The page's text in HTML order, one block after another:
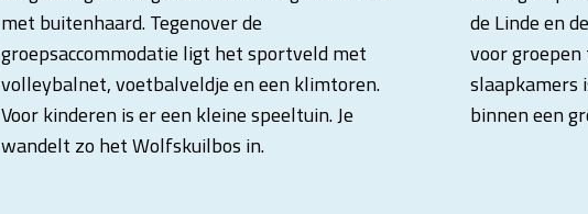
met buitenhaard. Tegenover de
groepsaccommodatie ligt het sportveld met
volleybalnet, voetbalveldje en een klimtoren.
Voor kinderen is er een kleine speeltuin. Je
wandelt zo het Wolfskuilbos in.
de Linde en
voor
slaapkamers
binnen een